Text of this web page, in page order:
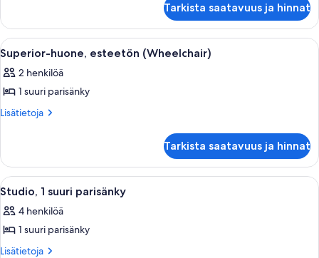
hengen
sänkyä
kuvat
2
yhden
hengen
sänkyä
Tarkista saatavuus ja hinnat
Avaa
kaikki
huonetyypin
Superior-
huone,
kuvat
Hotellihuone, jossa on sänky,
5
Superior-huone, esteetön (Wheelchair)
2 henkilöä
1 suuri parisänky
Lisätietoja
Lisätietoja
esteetön
(Wheelchair)
Tarkista saatavuus ja hinnat
Avaa
kaikki
huonetyypin
Studio,
1
Hotellihuone, jossa on suuri sänky,
10
Studio, 1 suuri parisänky
4 henkilöä
1 suuri parisänky
Lisätietoja
Lisätietoja